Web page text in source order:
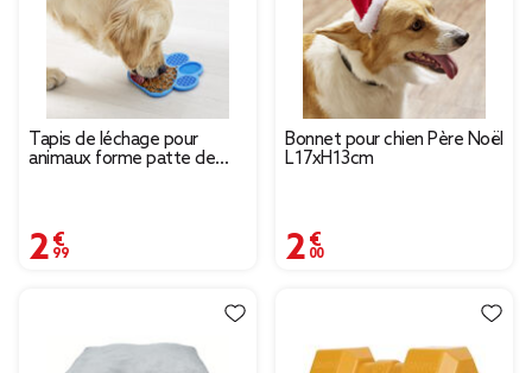
Tapis de léchage pour
animaux forme patte de
2,99 €
Bonnet pour chien Père Noël
L17xH13cm
2,00 €